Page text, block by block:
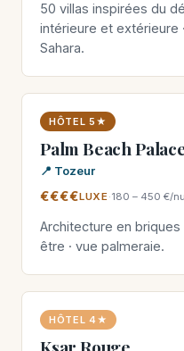
50 villas inspirées du
intérieure et extérieure
Sahara.
HÔTEL 5★
Palm Beach
📍 Tozeur
€€€€LUXE ·180 – 450 €/
Architecture en briques
être · vue palmeraie.
HÔTEL 4★